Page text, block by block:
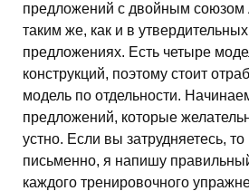
предложений с двойным союзом
таким же, как и в
предложениях. Есть четыре
конструкций, поэтому стоит
модель по отдельности.
предложений, которые
устно. Если вы затрудняетесь,
письменно, я напишу
каждого тренировочного